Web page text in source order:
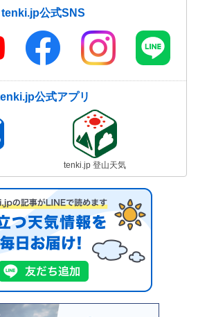
tenki.jp公式SNS
公式アプリ
tenki.jp 登山天気